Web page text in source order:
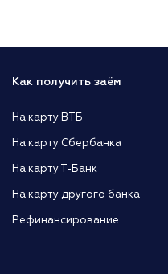
Как получить заём
На карту ВТБ
На карту Сбербанка
На карту Т-Банк
На карту другого банка
Рефинансирование